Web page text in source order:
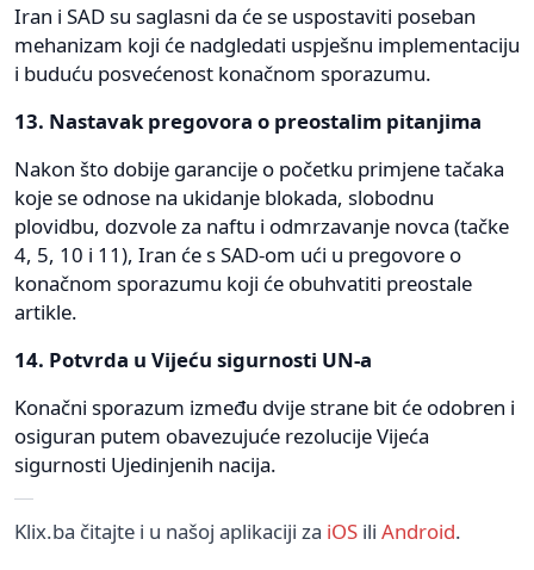
Iran i SAD su saglasni da će se uspostaviti poseban
mehanizam koji će nadgledati uspješnu implementaciju
i buduću posvećenost konačnom sporazumu.
13. Nastavak pregovora o preostalim pitanjima
Nakon što dobije garancije o početku primjene tačaka
koje se odnose na ukidanje blokada, slobodnu
plovidbu, dozvole za naftu i odmrzavanje novca (tačke
4, 5, 10 i 11), Iran će s SAD-om ući u pregovore o
konačnom sporazumu koji će obuhvatiti preostale
artikle.
14. Potvrda u Vijeću sigurnosti UN-a
Konačni sporazum između dvije strane bit će odobren i
osiguran putem obavezujuće rezolucije Vijeća
sigurnosti Ujedinjenih nacija.
Klix.ba čitajte i u našoj aplikaciji za iOS ili Android.